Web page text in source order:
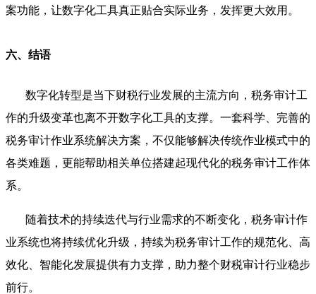
案功能，让数字化工具真正贴合实际业务，发挥更大效用。
六、结语
数字化转型是当下财税行业发展的主流方向，税务审计工
作的升级变革也离不开数字化工具的支撑。一套科学、完善的
税务审计作业系统解决方案，不仅能够解决传统作业模式中的
各类难题，更能帮助相关单位搭建起现代化的税务审计工作体
系。
随着技术的持续迭代与行业需求的不断变化，税务审计作
业系统也将持续优化升级，持续为税务审计工作的规范化、高
效化、智能化发展提供有力支撑，助力整个财税审计行业稳步
前行。